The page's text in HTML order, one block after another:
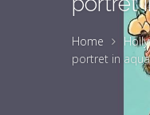
Home
portret in